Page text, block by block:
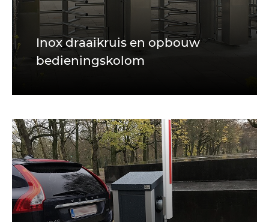
Inox draaikruis en opbouw
bedieningskolom